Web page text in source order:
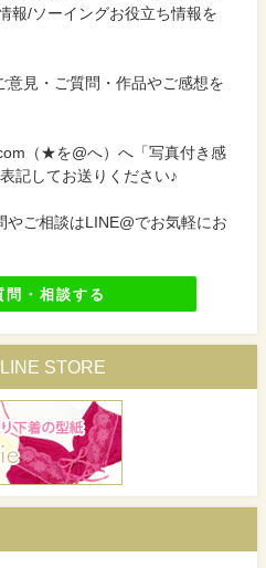
報/ソーイングお役立ち情報を
意見・ご質問・作品やご感想を
（★を@へ）へ「写真付き感
記してお送りください♪
やご相談はLINE@でお気軽にお
問・相談する
STORE